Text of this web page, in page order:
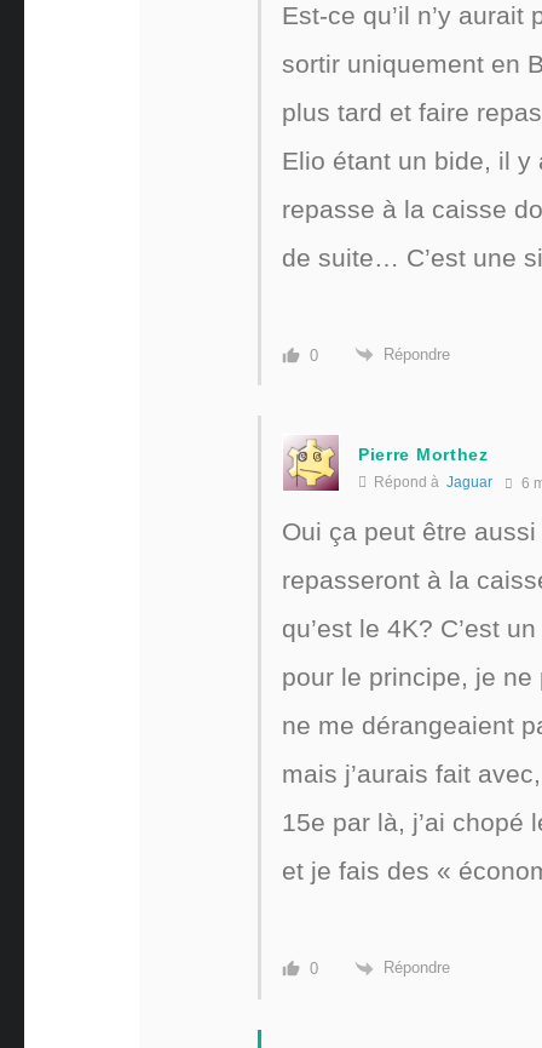
Est-ce qu’il n’y
sortir uniquement en
plus tard et faire
Elio étant un bide, il
repasse à la caisse
de suite… C’est une
0 Répondre
Pierre Morthez
Répond à Jaguar 6
Oui ça peut être
repasseront à la
qu’est le 4K? C’est
pour le principe, je
ne me dérangeaient
mais j’aurais fait
15e par là, j’ai chopé
et je fais des «
0 Répondre